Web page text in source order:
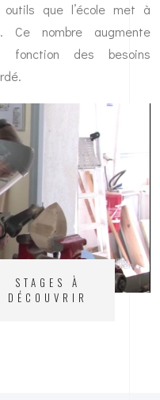
que l’école met à
Ce nombre augmente
fonction des besoins
STAGES À
DÉCOUVRIR